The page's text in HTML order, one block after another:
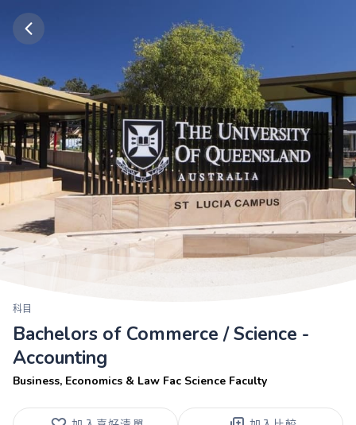
科目
Bachelors of Commerce / Science -
Accounting
Business, Economics & Law Fac Science Faculty